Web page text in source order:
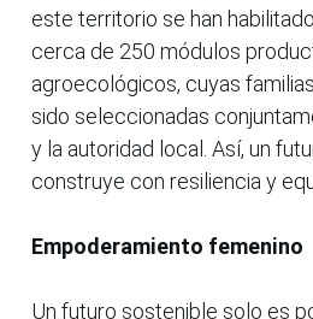
este territorio se han
cerca de 250 módulos
agroecológicos, cuyas
sido seleccionadas
y la autoridad local. Así, un
construye con resiliencia y
Empoderamiento femenino
Un futuro sostenible solo es